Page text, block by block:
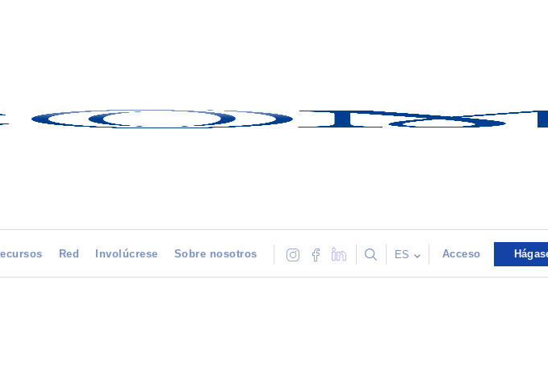
Red Involúcrese Sobre nosotros ES Acceso